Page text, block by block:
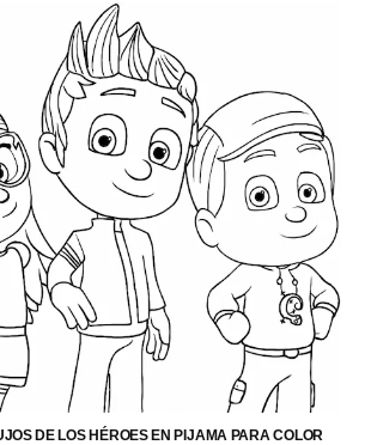
DE LOS HÉROES EN PIJAMA PARA COLOR